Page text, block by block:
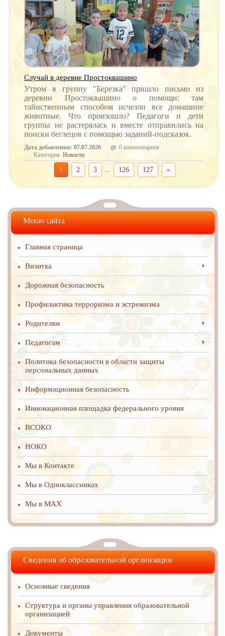
Случай в деревне Простоквашино
Утром в группу "Березка" пришло письмо из
деревни Простоквашино о помощи: там
тайнственным способом исчезли все домашние
животные. Что произошло? Педагоги и дети
группы не растерялась и вместе отправились на
поиски беглецов с помощью заданий-подсказок.
Дата добавления: 07.07.2026
0 комментариев
Категория: Новости
1 2 3 ... 126 127 »
Меню сайта
Главная страница
Визитка
Дорожная безопасность
Профилактика терроризма и эстремизма
Родителям
Педагогам
Политика безопасности в области защиты
персональных данных
Информационная безопасность
Инновационная площадка федерального уровня
ВСОКО
НОКО
Мы в Контакте
Мы в Одноклассниках
Мы в MAX
Сведения об образовательной организации
Основные сведения
Структура и органы управления образовательной
организацией
Документы